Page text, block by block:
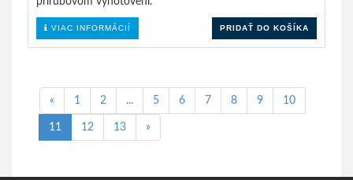
VIAC INFORMÁCIÍ PRIDAŤ DO KOŠÍKA
« 1 2 ... 5 6 7 8 9 10
11 12 13 »